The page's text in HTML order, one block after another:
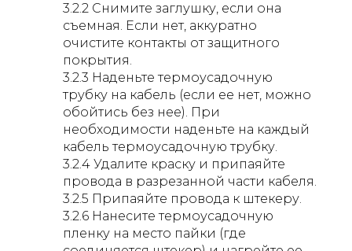
3.2.2 Снимите заглушку, если она
съемная. Если нет, аккуратно
очистите контакты от защитного
покрытия.
3.2.3 Наденьте термоусадочную
трубку на кабель (если ее нет, можно
обойтись без нее). При
необходимости наденьте на каждый
кабель термоусадочную трубку.
3.2.4 Удалите краску и припаяйте
провода в разрезанной части кабеля.
3.2.5 Припаяйте провода к штекеру.
3.2.6 Нанесите термоусадочную
пленку на место пайки (где